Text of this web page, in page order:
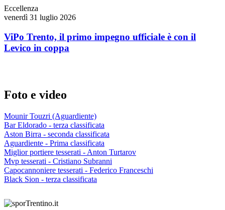
Eccellenza
venerdì 31 luglio 2026
ViPo Trento, il primo impegno ufficiale è con il
Levico in coppa
Foto e video
Mounir Touzri (Aguardiente)
Bar Eldorado - terza classificata
Aston Birra - seconda classificata
Aguardiente - Prima classificata
Miglior portiere tesserati - Anton Turtarov
Mvp tesserati - Cristiano Subranni
Capocannoniere tesserati - Federico Franceschi
Black Sion - terza classificata